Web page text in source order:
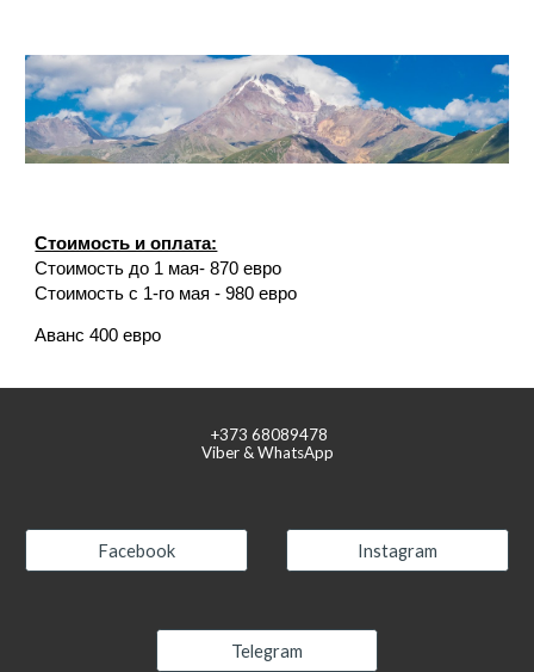
Стоимость и оплата:
Стоимость до 1 мая- 870 евро
Стоимость с 1-го мая - 980 евро
Аванс 400 евро
+373 68089478
Viber & WhatsApp
Facebook Instagram
Telegram